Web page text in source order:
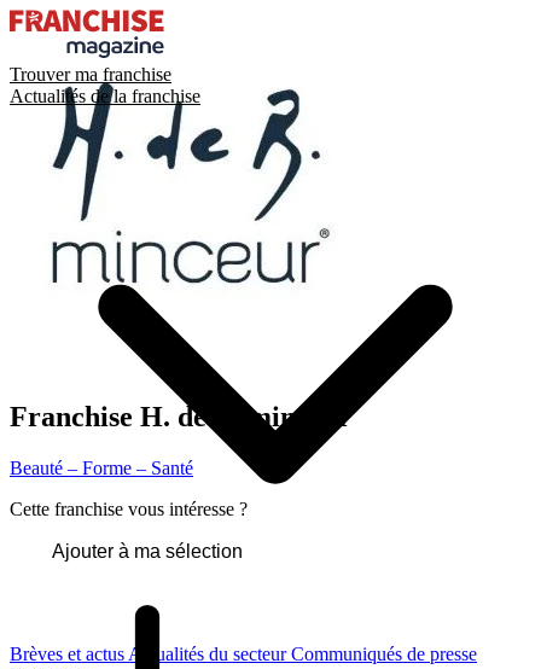
Trouver ma franchise
Actualités de la franchise
Brèves et actus Actualités du secteurCommuniqués de presse
Franchise H. de B. minceur
Beauté – Forme – Santé
Cette franchise vous intéresse ?
Ajouter à ma sélection